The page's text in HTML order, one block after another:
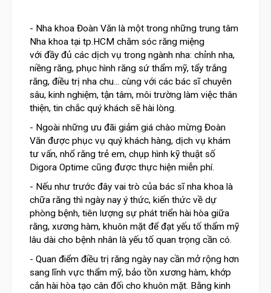
- Nha khoa Đoàn Văn là một trong những trung tâm
Nha khoa tại tp.HCM chăm sóc răng miệng
với đầy đủ các dịch vụ trong ngành nha: chỉnh nha,
niềng răng, phục hình răng sứ thẩm mỹ, tẩy trắng
răng, điều trị nha chu... cùng với các bác sĩ chuyên
sâu, kinh nghiệm, tận tâm, môi trường làm việc thân
thiện, tin chắc quý khách sẽ hài lòng.
- Ngoài những ưu đãi giảm giá chào mừng Đoàn
Văn được phục vụ quý khách hàng, dịch vụ khám
tư vấn, nhổ răng trẻ em, chụp hình kỹ thuật số
Digora Optime cũng được thực hiện miễn phí.
- Nếu như trước đây vai trò của bác sĩ nha khoa là
chữa răng thì ngày nay ý thức, kiến thức về dự
phòng bệnh, tiên lượng sự phát triển hài hòa giữa
răng, xương hàm, khuôn mặt để đạt yếu tố thẩm mỹ
lâu dài cho bệnh nhân là yếu tố quan trọng cần có.
- Quan điểm điều trị răng ngày nay cần mở rộng hơn
sang lĩnh vực thẩm mỹ, bảo tồn xương hàm, khớp
cắn hài hòa tạo cân đối cho khuôn mặt. Bằng kinh